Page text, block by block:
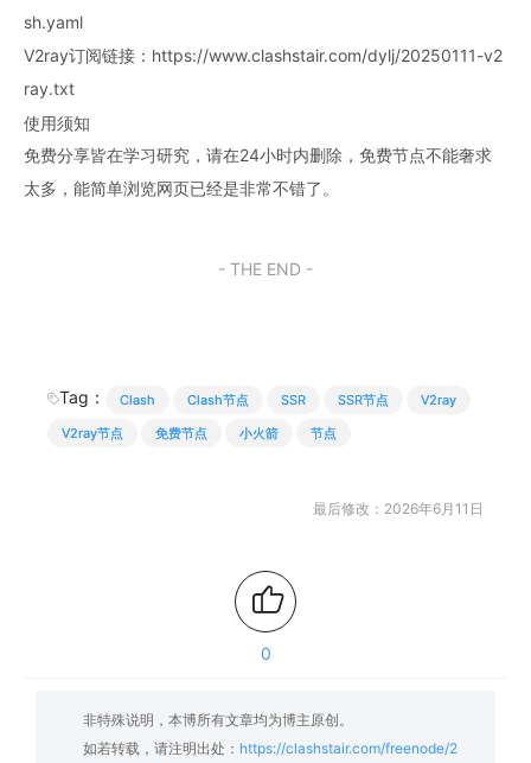
sh.yaml
V2ray订阅链接：https://www.clashstair.com/dylj/20250111-v2
ray.txt
使用须知
免费分享皆在学习研究，请在24小时内删除，免费节点不能奢求
太多，能简单浏览网页已经是非常不错了。
- THE END -
Tag： Clash Clash节点 SSR SSR节点
V2ray
V2ray节点
免费节点 小火箭 节点
最后修改：2026年6月11日
0
非特殊说明，本博所有文章均为博主原创。
如若转载，请注明出处： https://clashstair.com/freenode/2